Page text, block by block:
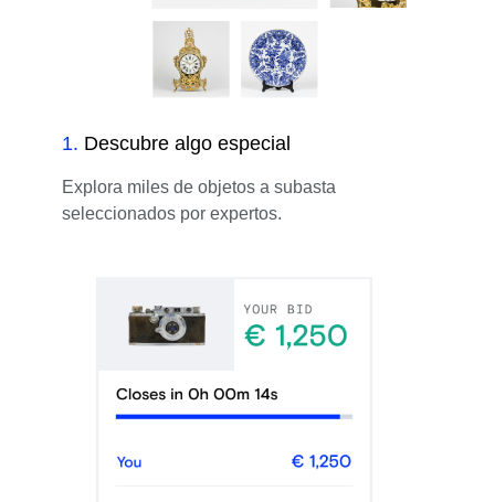
1. Descubre algo especial
Explora miles de objetos a subasta
seleccionados por expertos.